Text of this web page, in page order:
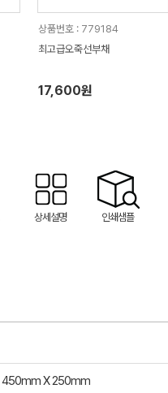
상품번호 : 779184
최고급오죽선부채
17,600원
상세설명 인쇄샘플
450mm X 250mm